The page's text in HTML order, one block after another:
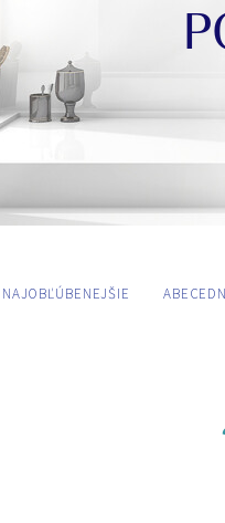
NAJOBĽÚBENEJŠIE